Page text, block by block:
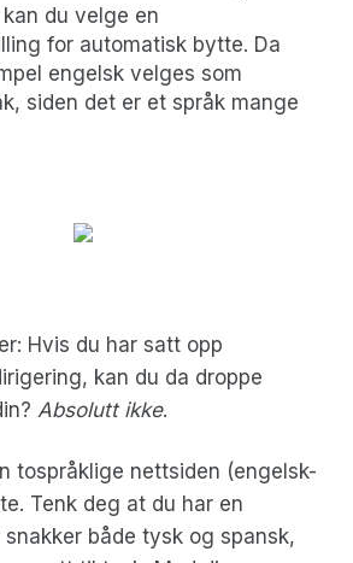
du velge en
for automatisk bytte. Da
engelsk velges som
siden det er et språk mange
Hvis du har satt opp
kan du da droppe
Absolutt ikke.
tospråklige nettsiden (engelsk-
Tenk deg at du har en
snakker både tysk og spansk,